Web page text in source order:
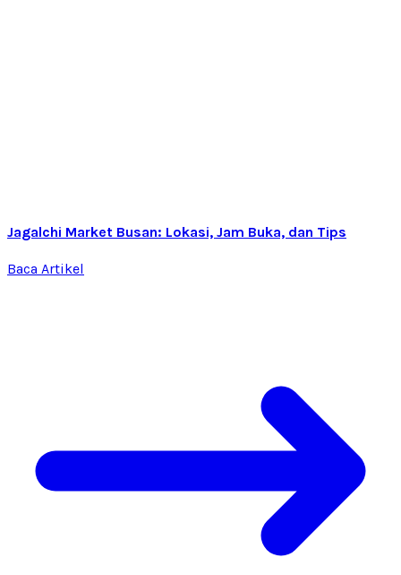
Jagalchi Market Busan: Lokasi, Jam Buka, dan Tips
Baca Artikel